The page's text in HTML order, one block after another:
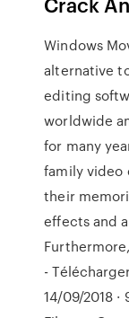
Windows
alternative
editing
worldwide
for many
family video
their
effects and
-
14/09/2018